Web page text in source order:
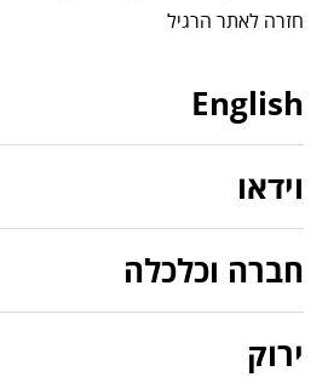
חזרה לאתר הרגיל
English
וידאו
חברה וכלכלה
ירוק